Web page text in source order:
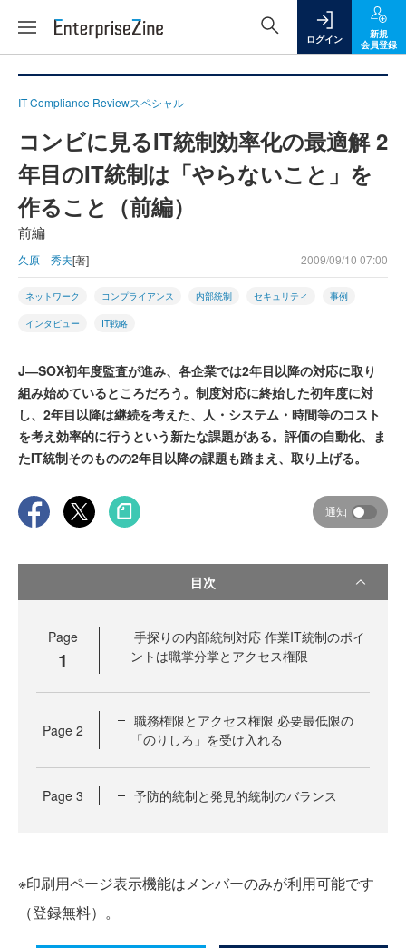
ログイン
新規
会員登録
IT Compliance Reviewスペシャル
コンビに見るIT統制効率化の最適解 2
年目のIT統制は「やらないこと」を
作ること（前編）
前編
久原 秀夫[著] 2009/09/10 07:00
ネットワーク コンプライアンス 内部統制 セキュリティ 事例
インタビュー IT戦略
J―SOX初年度監査が進み、各企業では2年目以降の対応に取り
組み始めているところだろう。制度対応に終始した初年度に対
し、2年目以降は継続を考えた、人・システム・時間等のコスト
を考え効率的に行うという新たな課題がある。評価の自動化、ま
たIT統制そのものの2年目以降の課題も踏まえ、取り上げる。
通知
目次
Page
1
手探りの内部統制対応 作業IT統制のポイ
ントは職掌分掌とアクセス権限
Page 2
職務権限とアクセス権限 必要最低限の
「のりしろ」を受け入れる
Page 3 予防的統制と発見的統制のバランス
※印刷用ページ表示機能はメンバーのみが利用可能です
（登録無料）。